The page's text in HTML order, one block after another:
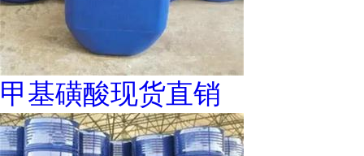
甲基磺酸现货直销